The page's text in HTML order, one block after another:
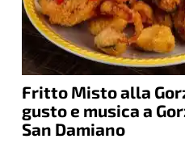
Fritto Misto alla
gusto e musica a
San Damiano